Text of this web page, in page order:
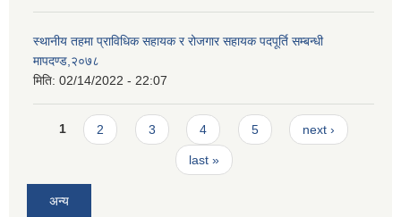
स्थानीय तहमा प्राविधिक सहायक र रोजगार सहायक पदपूर्ति सम्बन्धी
मापदण्ड,२०७८
मिति: 02/14/2022 - 22:07
Pages
1 2 3 4 5 next ›
last »
अन्य